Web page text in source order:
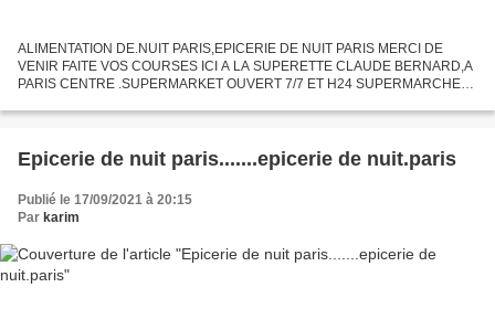
ALIMENTATION DE.NUIT PARIS,EPICERIE DE NUIT PARIS MERCI DE
VENIR FAITE VOS COURSES ICI A LA SUPERETTE CLAUDE BERNARD,A
PARIS CENTRE .SUPERMARKET OUVERT 7/7 ET H24 SUPERMARCHE
ici vous trouver...
Epicerie de nuit paris.......epicerie de nuit.paris
Publié le 17/09/2021 à 20:15
Par karim